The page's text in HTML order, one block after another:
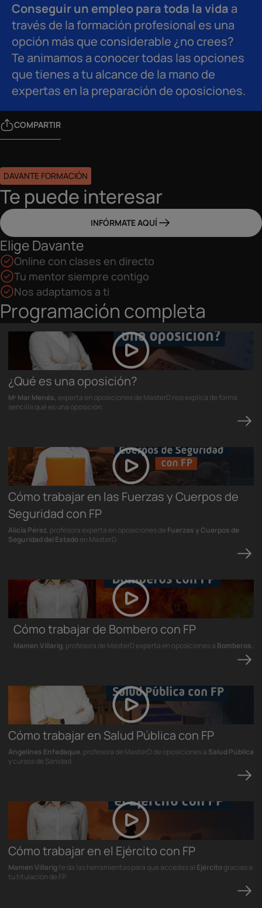
Conseguir un empleo para toda la vida a
través de la formación profesional es una
opción más que considerable ¿no crees?
Te animamos a conocer todas las opciones
que tienes a tu alcance de la mano de
expertas en la preparación de oposiciones.
COMPARTIR
DAVANTE FORMACIÓN
Te puede interesar
INFÓRMATE AQUÍ
Elige Davante
Online con clases en directo
Tu mentor siempre contigo
Nos adaptamos a ti
Programación completa
¿Qué es una oposición?
Mª Mar Menés, experta en oposiciones de MasterD nos explica de forma
sencilla qué es una oposición.
Cómo trabajar en las Fuerzas y Cuerpos de
Seguridad con FP
Alicia Pérez, profesora experta en oposiciones de Fuerzas y Cuerpos de
Seguridad del Estadoen MasterD.
Cómo trabajar de Bombero con FP
Mamen Villarig, profesora de MasterD experta en oposiciones a Bomberos.
Cómo trabajar en Salud Pública con FP
Angelines Enfedaque, profesora de MasterD de oposiciones a Salud Pública
y cursos de Sanidad.
Cómo trabajar en el Ejército con FP
Mamen Villarigte da las herramientas para que accedas al Ejércitogracias a
tu titulación de FP